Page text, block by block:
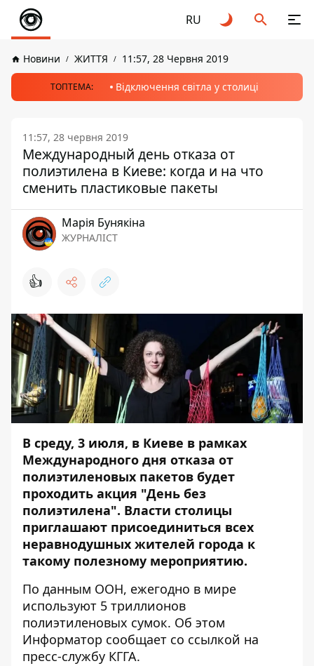
RU
Новини ЖИТТЯ 11:57, 28 Червня 2019
ТОПТЕМА: Відключення світла у столиці
11:57, 28 червня 2019
Международный день отказа от
полиэтилена в Киеве: когда и на что
сменить пластиковые пакеты
Марія Бунякіна
ЖУРНАЛІСТ
👍
В среду, 3 июля, в Киеве в рамках
Международного дня отказа от
полиэтиленовых пакетов будет
проходить акция "День без
полиэтилена". Власти столицы
приглашают присоединиться всех
неравнодушных жителей города к
такому полезному мероприятию.
По данным ООН, ежегодно в мире
используют 5 триллионов
полиэтиленовых сумок. Об этом
Информатор сообщает со ссылкой на
пресс-службу КГГА.